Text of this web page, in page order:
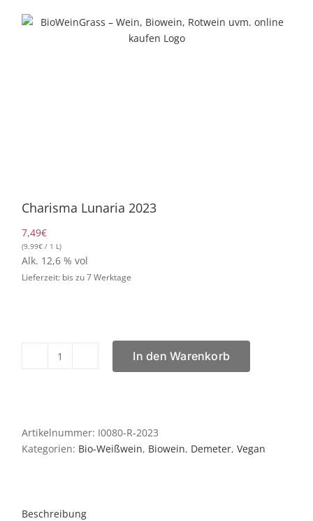
Inhalt
Charisma Lunaria 2023
7,49€
(9,99€ / 1 L)
Alk. 12,6 % vol
Lieferzeit: bis zu 7 Werktage
Charisma
In den Warenkorb
Artikelnummer: I0080-R-2023
Kategorien: Bio-Weißwein, Biowein, Demeter,Vegan
Beschreibung